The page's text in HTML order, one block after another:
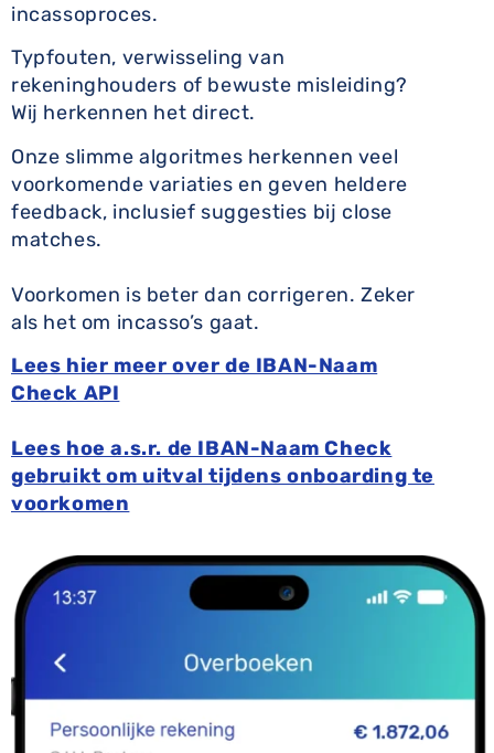
incassoproces.
Typfouten, verwisseling van
rekeninghouders of bewuste misleiding?
Wij herkennen het direct.
Onze slimme algoritmes herkennen veel
voorkomende variaties en geven heldere
feedback, inclusief suggesties bij close
matches.
Voorkomen is beter dan corrigeren. Zeker
als het om incasso’s gaat.
Lees hier meer over de IBAN-Naam
Check API
Lees hoe a.s.r. de IBAN-Naam Check
gebruikt om uitval tijdens onboarding te
voorkomen